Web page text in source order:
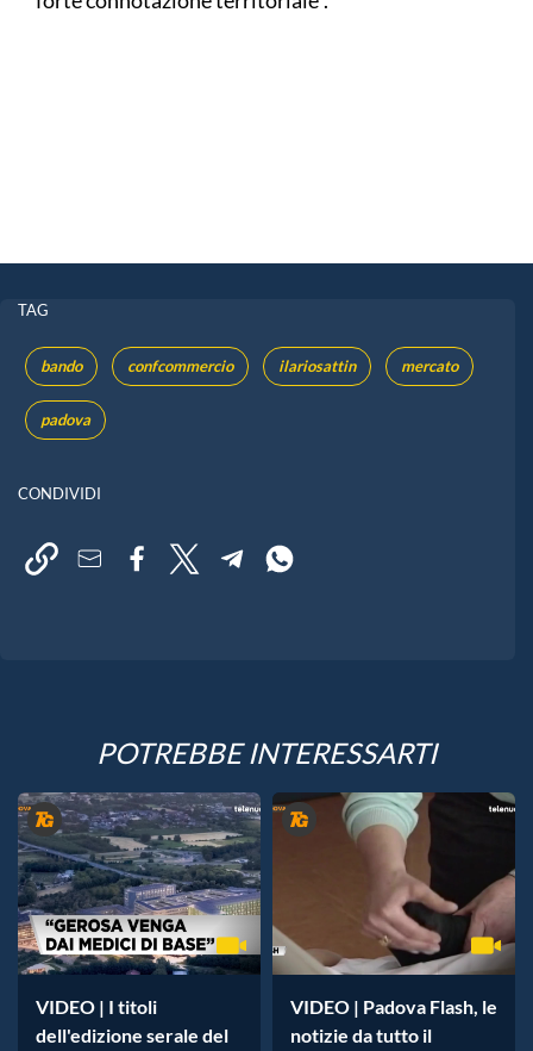
TAG
bando confcommercio ilariosattin mercato
padova
CONDIVIDI
POTREBBE INTERESSARTI
VIDEO | I titoli
dell'edizione serale del
VIDEO | Padova Flash, le
notizie da tutto il